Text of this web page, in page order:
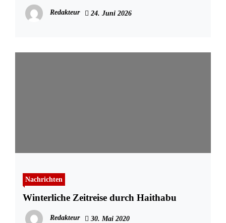
instand gesetzt
Redakteur 24. Juni 2026
Nachrichten
Winterliche Zeitreise durch Haithabu
Redakteur 30. Mai 2020